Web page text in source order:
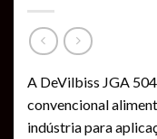
A DeVilbiss JGA
convencional
indústria para